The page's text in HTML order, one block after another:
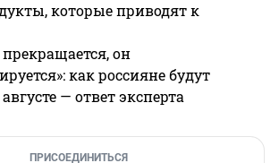
которые приводят к
он
как россияне будут
— ответ эксперта
ПРИСОЕДИНИТЬСЯ